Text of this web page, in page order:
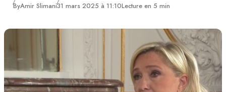
ByAmir Slimani31 mars 2025 à 11:10Lecture en 5 min